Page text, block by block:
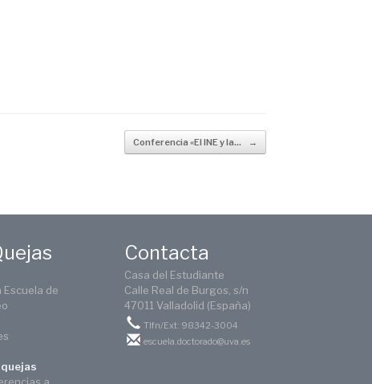
Conferencia «El INE y la… →
Escuela de
Contacta
Casa del Estudiante
Calle Real de Burgos, s/n
47011 Valladolid (España)
Tlfn/Ext: 98342-3004
escuela.doctorado@uva.es